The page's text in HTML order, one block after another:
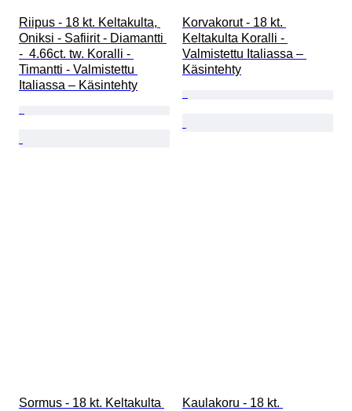
Riipus - 18 kt. Keltakulta,
Oniksi - Safiirit - Diamantti
-  4.66ct. tw. Koralli -
Timantti - Valmistettu
Italiassa – Käsintehty
Korvakorut - 18 kt.
Keltakulta Koralli -
Valmistettu Italiassa –
Käsintehty
Sormus - 18 kt. Keltakulta
Kaulakoru - 18 kt.